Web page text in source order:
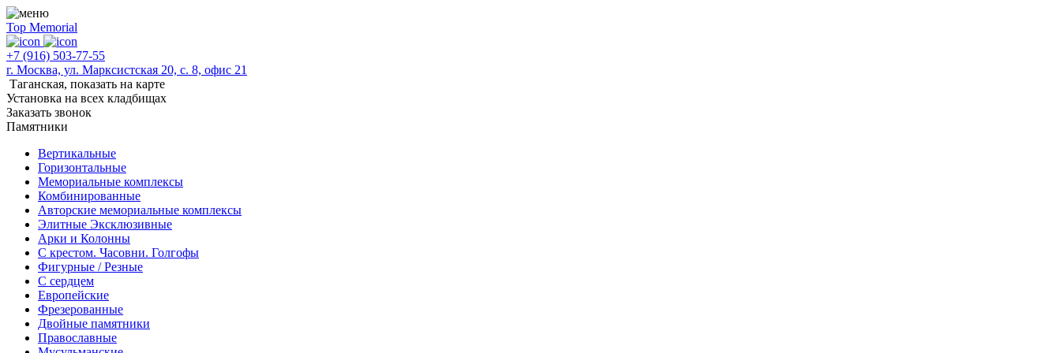
Top Memorial
+7 (916) 503-77-55
г. Москва, ул. Марксистская 20, с. 8, офис 21
Таганская, показать на карте
Установка на всех кладбищах
Заказать звонок
Памятники
Вертикальные
Горизонтальные
Мемориальные комплексы
Комбинированные
Авторские мемориальные комплексы
Элитные Эксклюзивные
Арки и Колонны
С крестом. Часовни. Голгофы
Фигурные / Резные
С сердцем
Европейские
Фрезерованные
Двойные памятники
Православные